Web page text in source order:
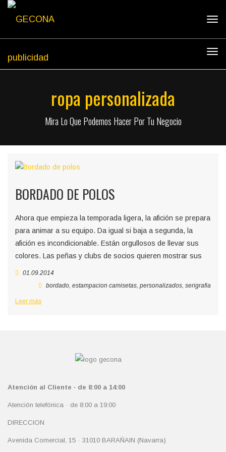
ropa personalizada
Mira Lo Que Podemos Hacer Por Tu Negocio
BORDADO DE POLOS
Ahora que empieza la temporada ligera, la afición se prepara
para animar a su equipo. Da igual si baja a segunda, la
afición es incondicionable. Están orgullosos de llevar sus
colores. Las peñas y clubs de socios quieren mostrar sus
01.09.2014
bordado, estampacion camisetas, personalizados, serigrafia
Leer más
Atención al Cliente · de 8:00 a 14:00
Atención telefónica · de 8:00 a 19:00
DIRECCION
Avenida Comercial, 15 · 31010 BARAÑAIN (Navarra)